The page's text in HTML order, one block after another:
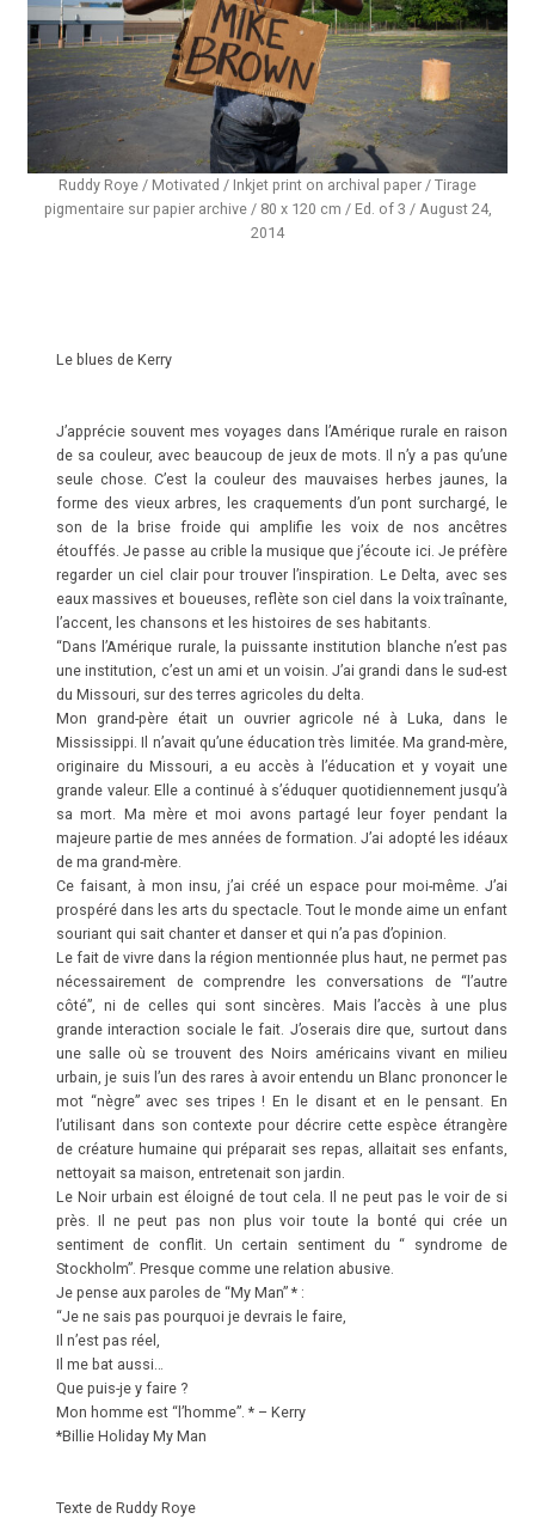
Ruddy Roye / Motivated / Inkjet print on archival paper / Tirage
pigmentaire sur papier archive / 80 x 120 cm / Ed. of 3 / August 24,
2014
Le blues de Kerry
J’apprécie souvent mes voyages dans l’Amérique rurale en raison
de sa couleur, avec beaucoup de jeux de mots. Il n’y a pas qu’une
seule chose. C’est la couleur des mauvaises herbes jaunes, la
forme des vieux arbres, les craquements d’un pont surchargé, le
son de la brise froide qui amplifie les voix de nos ancêtres
étouffés. Je passe au crible la musique que j’écoute ici. Je préfère
regarder un ciel clair pour trouver l’inspiration. Le Delta, avec ses
eaux massives et boueuses, reflète son ciel dans la voix traînante,
l’accent, les chansons et les histoires de ses habitants.
“Dans l’Amérique rurale, la puissante institution blanche n’est pas
une institution, c’est un ami et un voisin. J’ai grandi dans le sud-est
du Missouri, sur des terres agricoles du delta.
Mon grand-père était un ouvrier agricole né à Luka, dans le
Mississippi. Il n’avait qu’une éducation très limitée. Ma grand-mère,
originaire du Missouri, a eu accès à l’éducation et y voyait une
grande valeur. Elle a continué à s’éduquer quotidiennement jusqu’à
sa mort. Ma mère et moi avons partagé leur foyer pendant la
majeure partie de mes années de formation. J’ai adopté les idéaux
de ma grand-mère.
Ce faisant, à mon insu, j’ai créé un espace pour moi-même. J’ai
prospéré dans les arts du spectacle. Tout le monde aime un enfant
souriant qui sait chanter et danser et qui n’a pas d’opinion.
Le fait de vivre dans la région mentionnée plus haut, ne permet pas
nécessairement de comprendre les conversations de “l’autre
côté”, ni de celles qui sont sincères. Mais l’accès à une plus
grande interaction sociale le fait. J’oserais dire que, surtout dans
une salle où se trouvent des Noirs américains vivant en milieu
urbain, je suis l’un des rares à avoir entendu un Blanc prononcer le
mot “nègre” avec ses tripes ! En le disant et en le pensant. En
l’utilisant dans son contexte pour décrire cette espèce étrangère
de créature humaine qui préparait ses repas, allaitait ses enfants,
nettoyait sa maison, entretenait son jardin.
Le Noir urbain est éloigné de tout cela. Il ne peut pas le voir de si
près. Il ne peut pas non plus voir toute la bonté qui crée un
sentiment de conflit. Un certain sentiment du “ syndrome de
Stockholm”. Presque comme une relation abusive.
Je pense aux paroles de “My Man” * :
“Je ne sais pas pourquoi je devrais le faire,
Il n’est pas réel,
Il me bat aussi…
Que puis-je y faire ?
Mon homme est “l’homme”. * – Kerry
*Billie Holiday My Man
Texte de Ruddy Roye